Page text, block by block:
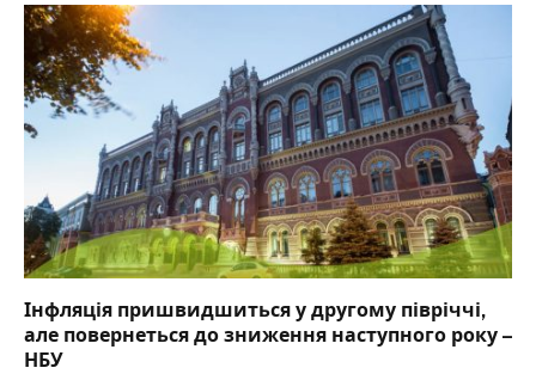
Інфляція пришвидшиться у другому півріччі,
але повернеться до зниження наступного року –
НБУ